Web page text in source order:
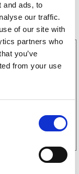
and ads, to
our traffic.
of our site with
partners who
you’ve
from your use